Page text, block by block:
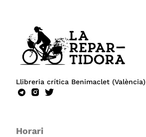
Llibreria crítica Benimaclet (València)
Horari